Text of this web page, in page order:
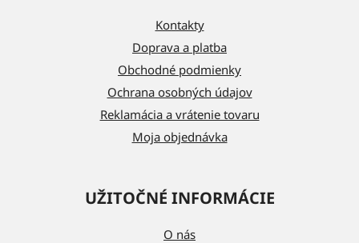
Kontakty
Doprava a platba
Obchodné podmienky
Ochrana osobných údajov
Reklamácia a vrátenie tovaru
Moja objednávka
UŽITOČNÉ INFORMÁCIE
O nás